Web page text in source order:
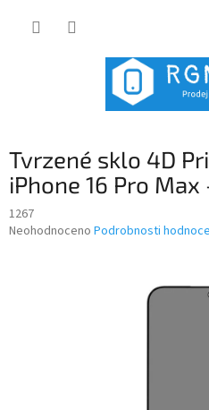
Tvrzené sklo 4D
iPhone 16 Pro
1267
Průměrné
Neohodnoceno Podrobnosti